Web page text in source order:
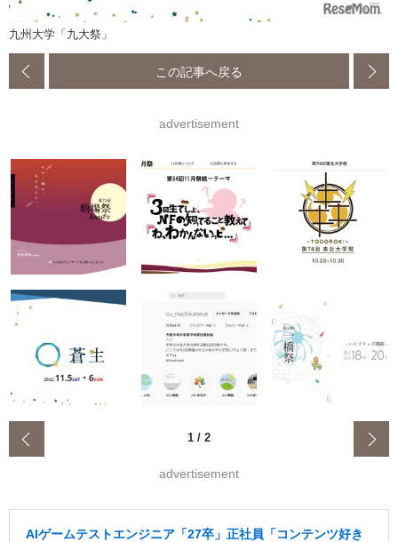
九州大学「九大祭」
この記事へ戻る
advertisement
1 / 2
advertisement
AIゲームテストエンジニア「27卒」正社員「コンテンツ好き